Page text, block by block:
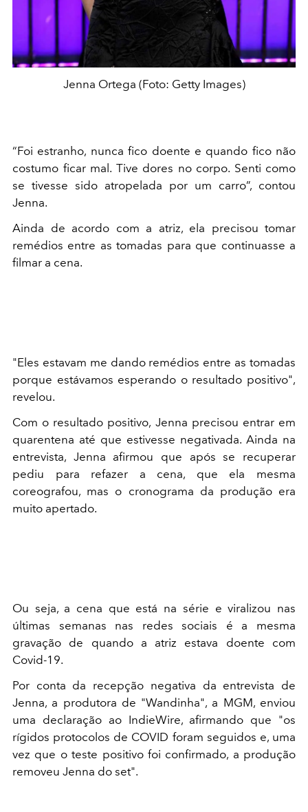
Jenna Ortega (Foto: Getty Images)
“Foi estranho, nunca fico doente e quando fico não
costumo ficar mal. Tive dores no corpo. Senti como
se tivesse sido atropelada por um carro”, contou
Jenna.
Ainda de acordo com a atriz, ela precisou tomar
remédios entre as tomadas para que continuasse a
filmar a cena.
"Eles estavam me dando remédios entre as tomadas
porque estávamos esperando o resultado positivo",
revelou.
Com o resultado positivo, Jenna precisou entrar em
quarentena até que estivesse negativada. Ainda na
entrevista, Jenna afirmou que após se recuperar
pediu para refazer a cena, que ela mesma
coreografou, mas o cronograma da produção era
muito apertado.
Ou seja, a cena que está na série e viralizou nas
últimas semanas nas redes sociais é a mesma
gravação de quando a atriz estava doente com
Covid-19.
Por conta da recepção negativa da entrevista de
Jenna, a produtora de "Wandinha", a MGM, enviou
uma declaração ao IndieWire, afirmando que "os
rígidos protocolos de COVID foram seguidos e, uma
vez que o teste positivo foi confirmado, a produção
removeu Jenna do set".